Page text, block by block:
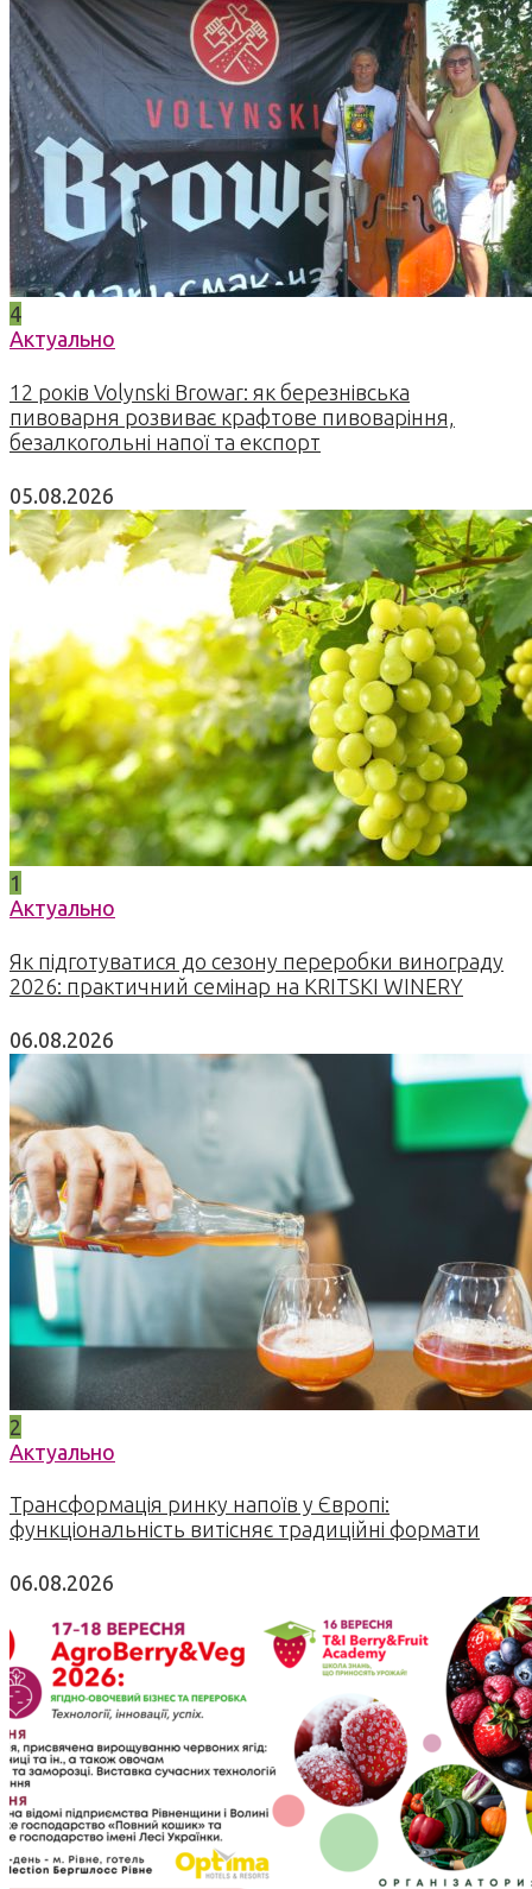
4
Актуально
12 років Volynski Browar: як березнівська
пивоварня розвиває крафтове пивоваріння,
безалкогольні напої та експорт
05.08.2026
1
Актуально
Як підготуватися до сезону переробки винограду
2026: практичний семінар на KRITSKI WINERY
06.08.2026
2
Актуально
Трансформація ринку напоїв у Європі:
функціональність витісняє традиційні формати
06.08.2026